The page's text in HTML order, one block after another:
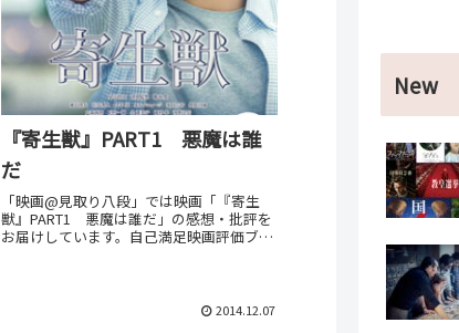
『寄生獣』PART1 悪魔は誰
だ
「映画@見取り八段」では映画「『寄生
獣』PART1 悪魔は誰だ」の感想・批評を
お届けしています。自己満足映画評価ブロ
2014.12.07
New